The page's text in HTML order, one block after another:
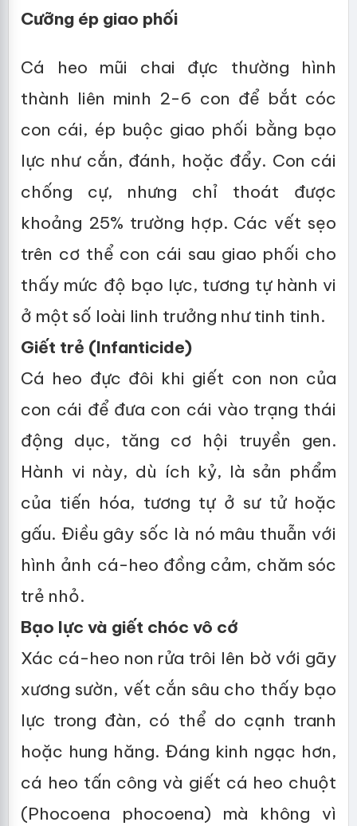
Cưỡng ép giao phối
Cá heo mũi chai đực thường hình
thành liên minh 2-6 con để bắt cóc
con cái, ép buộc giao phối bằng bạo
lực như cắn, đánh, hoặc đẩy. Con cái
chống cự, nhưng chỉ thoát được
khoảng 25% trường hợp. Các vết sẹo
trên cơ thể con cái sau giao phối cho
thấy mức độ bạo lực, tương tự hành vi
ở một số loài linh trưởng như tinh tinh.
Giết trẻ (Infanticide)
Cá heo đực đôi khi giết con non của
con cái để đưa con cái vào trạng thái
động dục, tăng cơ hội truyền gen.
Hành vi này, dù ích kỷ, là sản phẩm
của tiến hóa, tương tự ở sư tử hoặc
gấu. Điều gây sốc là nó mâu thuẫn với
hình ảnh cá-heo đồng cảm, chăm sóc
trẻ nhỏ.
Bạo lực và giết chóc vô cớ
Xác cá-heo non rửa trôi lên bờ với gãy
xương sườn, vết cắn sâu cho thấy bạo
lực trong đàn, có thể do cạnh tranh
hoặc hung hăng. Đáng kinh ngạc hơn,
cá heo tấn công và giết cá heo chuột
(Phocoena phocoena) mà không vì